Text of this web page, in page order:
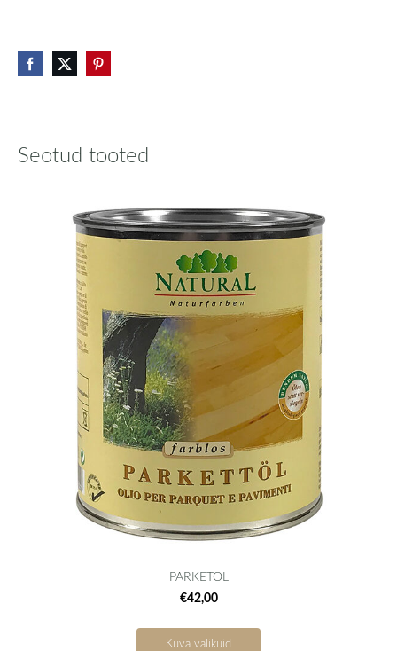
Seotud tooted
PARKETOL
€42,00
Kuva valikuid